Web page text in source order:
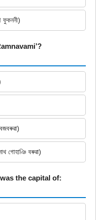
গোহাঞি বৰুৱা)
was the capital of: